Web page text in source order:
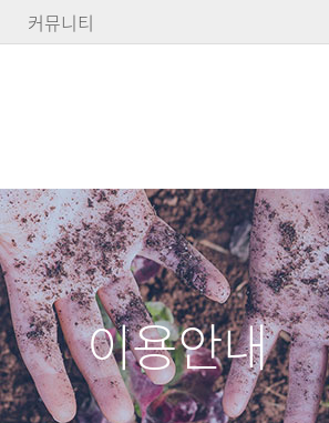
커뮤니티
이용안내